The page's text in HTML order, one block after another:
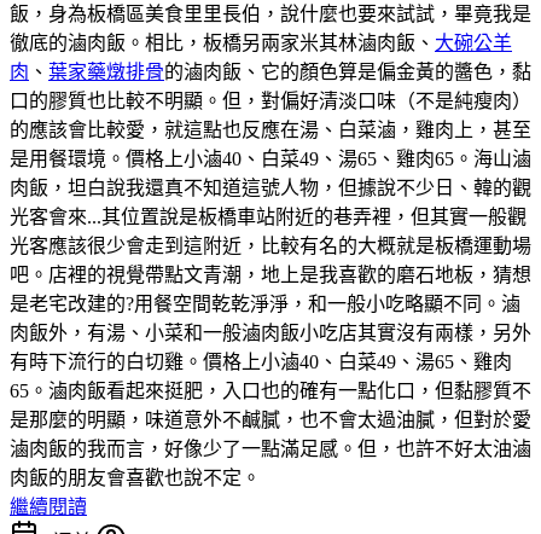
飯，身為板橋區美食里里長伯，說什麼也要來試試，畢竟我是
徹底的滷肉飯。相比，板橋另兩家米其林滷肉飯、 大碗公羊
肉 、 葉家藥燉排骨的滷肉飯、它的顏色算是偏金黃的醬色，黏
口的膠質也比較不明顯。但，對偏好清淡口味（不是純瘦肉）
的應該會比較愛，就這點也反應在湯、白菜滷，雞肉上，甚至
是用餐環境。價格上小滷40、白菜49、湯65、雞肉65。海山滷
肉飯，坦白說我還真不知道這號人物，但據說不少日、韓的觀
光客會來...其位置說是板橋車站附近的巷弄裡，但其實一般觀
光客應該很少會走到這附近，比較有名的大概就是板橋運動場
吧。店裡的視覺帶點文青潮，地上是我喜歡的磨石地板，猜想
是老宅改建的?用餐空間乾乾淨淨，和一般小吃略顯不同。滷
肉飯外，有湯、小菜和一般滷肉飯小吃店其實沒有兩樣，另外
有時下流行的白切雞。價格上小滷40、白菜49、湯65、雞肉
65。滷肉飯看起來挺肥，入口也的確有一點化口，但黏膠質不
是那麼的明顯，味道意外不鹹膩，也不會太過油膩，但對於愛
滷肉飯的我而言，好像少了一點滿足感。但，也許不好太油滷
肉飯的朋友會喜歡也說不定。
繼續閱讀